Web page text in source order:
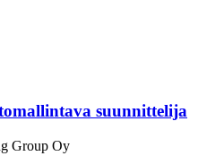
suunnittelija
Group Oy